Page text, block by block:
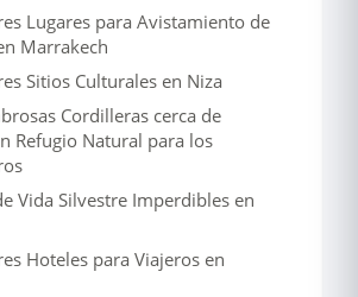
Lugares para Avistamiento de
Marrakech
Sitios Culturales en Niza
Cordilleras cerca de
Refugio Natural para los
Vida Silvestre Imperdibles en
Hoteles para Viajeros en